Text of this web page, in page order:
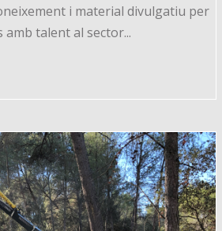
i material divulgatiu per
talent al sector...